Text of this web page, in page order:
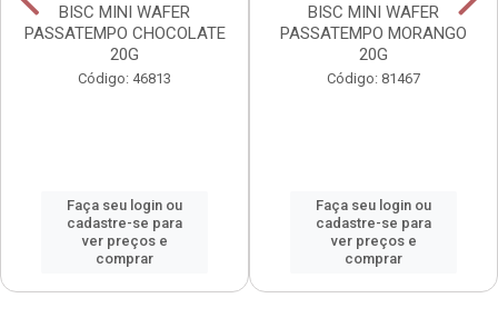
BISC MINI WAFER
PASSATEMPO CHOCOLATE
20G
Código: 46813
Faça seu login ou
cadastre-se para
ver preços e
comprar
BISC MINI WAFER
PASSATEMPO MORANGO
20G
Código: 81467
Faça seu login ou
cadastre-se para
ver preços e
comprar